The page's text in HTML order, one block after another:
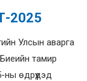
2025
Улсын аварга
тамир
өдрүүдэд